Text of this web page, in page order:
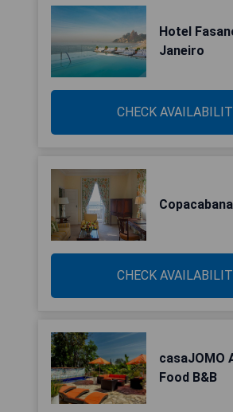
Hotel
Janeiro
CHECK
CHECK
casaJOMO
Food B&B